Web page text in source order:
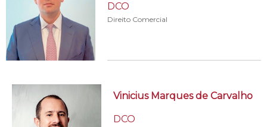
DCO
Direito Comercial
Vinicius Marques de Carvalho
DCO